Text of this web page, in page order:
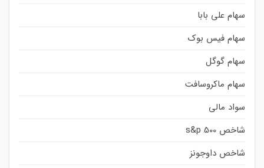
سهام علی بابا
سهام فیس بوک
سهام گوگل
سهام ماکروسافت
سواد مالی
شاخص s&p 500
شاخص داوجونز